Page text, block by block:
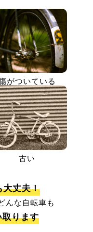
がついている
古い
大丈夫！
んな自転車も
ります